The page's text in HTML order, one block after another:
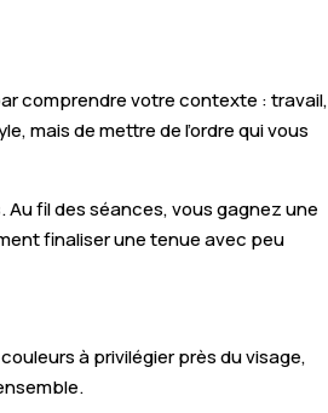
comprendre votre contexte : travail,
mais de mettre de l’ordre qui vous
fil des séances, vous gagnez une
finaliser une tenue avec peu
à privilégier près du visage,